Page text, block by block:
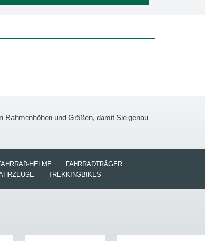
Rahmenhöhen und Größen, damit Sie genau
HELME
FAHRRADTRÄGER
TREKKINGBIKES